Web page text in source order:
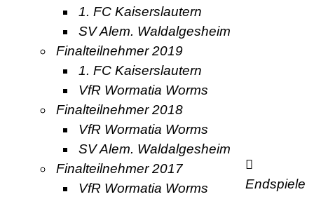
1. FC Kaiserslautern
SV Alem. Waldalgesheim
Finalteilnehmer 2019
1. FC Kaiserslautern
VfR Wormatia Worms
Finalteilnehmer 2018
VfR Wormatia Worms
SV Alem. Waldalgesheim
Finalteilnehmer 2017
VfR Wormatia Worms
Endspiele